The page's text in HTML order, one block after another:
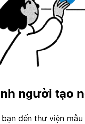
người tạo
bạn đến thư viện